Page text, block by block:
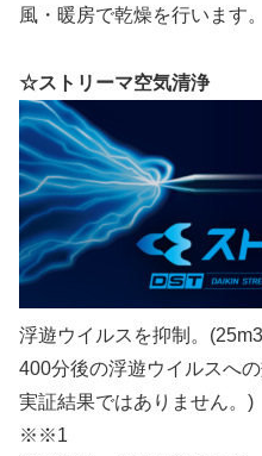
風・暖房で乾燥を行います。
☆ストリーマ空気清浄
浮遊ウイルスを抑制。
400分後の浮遊ウイルスへ
実証結果ではありません。)
※※1